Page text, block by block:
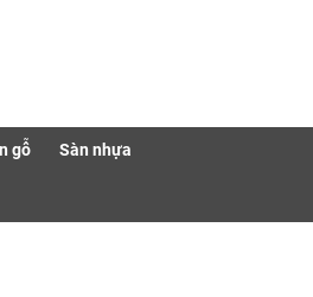
gỗ Sàn nhựa